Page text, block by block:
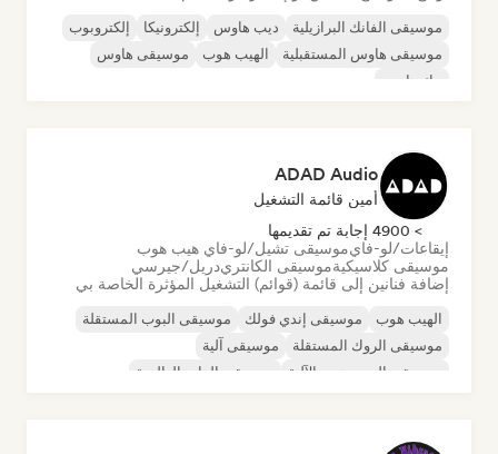
موسيقى الفانك البرازيلية ديب هاوس إلكترونيكا
إلكتروبوب
موسيقى هاوس المستقبلية
الهيب هوب
موسيقى هاوس
تيك هاوس
ADAD Audio
أمين قائمة التشغيل
> 4900 إجابة تم تقديمها
إيقاعات/لو-فايموسيقى تشيل/لو-فاي هيب هوب
موسيقى كلاسيكيةموسيقى الكانتريدريل/جيرسي
إضافة فنانين إلى قائمة (قوائم) التشغيل المؤثرة الخاصة بي
الهيب هوب موسيقى إندي فولك
موسيقى البوب المستقلة
موسيقى الروك المستقلة
موسيقى آلية
موسيقى الهيب هوب الآلية
موسيقى الراب العالمية